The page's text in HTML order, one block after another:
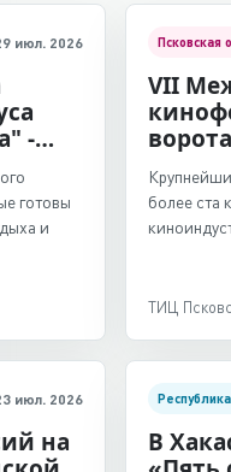
июл. 2026
-
готовы
и
Псковская
VII
более ста
ТИЦ
июл. 2026
на
В